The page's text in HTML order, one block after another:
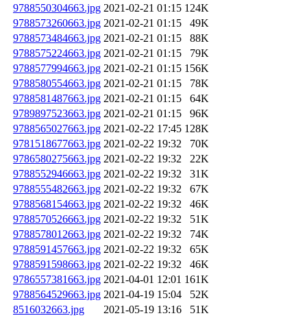
9788550304663.jpg 2021-02-21 01:15 124K
9788573260663.jpg 2021-02-21 01:15
49K
9788573484663.jpg 2021-02-21 01:15
88K
9788575224663.jpg 2021-02-21 01:15
79K
9788577994663.jpg 2021-02-21 01:15 156K
9788580554663.jpg 2021-02-21 01:15
78K
9788581487663.jpg 2021-02-21 01:15
64K
9789897523663.jpg 2021-02-21 01:15
96K
9788565027663.jpg 2021-02-22 17:45 128K
9781518677663.jpg 2021-02-22 19:32
70K
9786580275663.jpg 2021-02-22 19:32
22K
9788552946663.jpg 2021-02-22 19:32
31K
9788555482663.jpg 2021-02-22 19:32
67K
9788568154663.jpg 2021-02-22 19:32
46K
9788570526663.jpg 2021-02-22 19:32
51K
9788578012663.jpg 2021-02-22 19:32
74K
9788591457663.jpg 2021-02-22 19:32
65K
9788591598663.jpg 2021-02-22 19:32
46K
9786557381663.jpg 2021-04-01 12:01 161K
9788564529663.jpg 2021-04-19 15:04
52K
8516032663.jpg
2021-05-19 13:16
51K